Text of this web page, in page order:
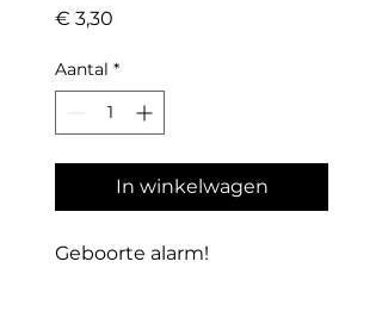
€ 3,30
Aantal *
In winkelwagen
Geboorte alarm!